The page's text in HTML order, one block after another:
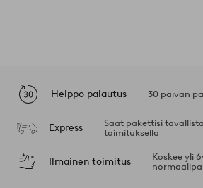
Helppo palautus 30 päivän
Express
Saat pakettisi
toimituksella
Ilmainen toimitus
Koskee yli